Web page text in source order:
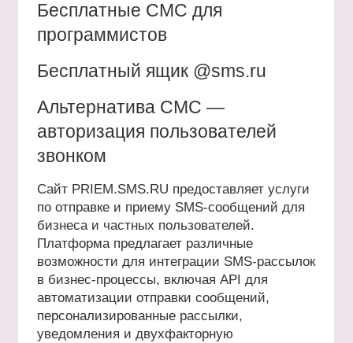
Бесплатные СМС для
программистов
Бесплатный ящик @sms.ru
Альтернатива СМС —
авторизация пользователей
звонком
Сайт PRIEM.SMS.RU предоставляет услуги
по отправке и приему SMS-сообщений для
бизнеса и частных пользователей.
Платформа предлагает различные
возможности для интеграции SMS-рассылок
в бизнес-процессы, включая API для
автоматизации отправки сообщений,
персонализированные рассылки,
уведомления и двухфакторную